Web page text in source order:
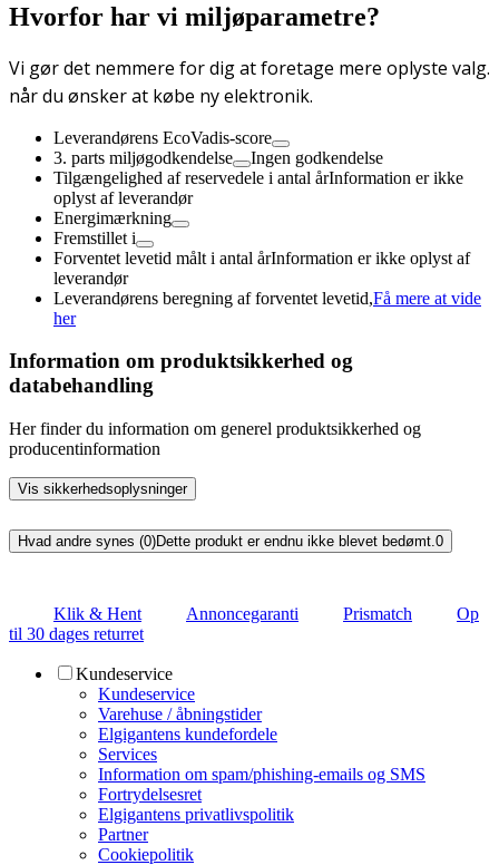
Hvorfor har vi miljøparametre?
Vi gør det nemmere for dig at foretage mere oplyste valg.
når du ønsker at købe ny elektronik.
Leverandørens EcoVadis-score
3. parts miljøgodkendelse
Ingen godkendelse
Tilgængelighed af reservedele i antal årInformation er ikke
oplyst af leverandør
Energimærkning
Fremstillet i
Forventet levetid målt i antal årInformation er ikke oplyst af
leverandør
Leverandørens beregning af forventet levetid,Få mere at vide
her
Information om produktsikkerhed og
databehandling
Her finder du information om generel produktsikkerhed og
producentinformation
Vis sikkerhedsoplysninger
Hvad andre synes (0)Dette produkt er endnu ikke blevet bedømt. 0
Klik & Hent Annoncegaranti Prismatch
Op
til 30 dages returret
Kundeservice
Kundeservice
Varehuse / åbningstider
Elgigantens kundefordele
Services
Information om spam/phishing-emails og SMS
Fortrydelsesret
Elgigantens privatlivspolitik
Partner
Cookiepolitik